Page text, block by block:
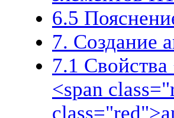
6.5
7. Создание
7.1
<span